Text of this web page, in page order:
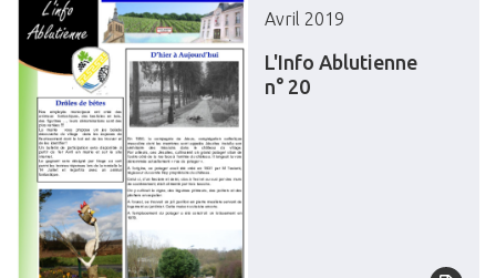
Avril 2019
L'Info Ablutienne
n° 20